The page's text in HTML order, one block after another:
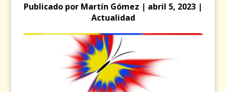
Publicado por Martín Gómez | abril 5, 2023 |
Actualidad